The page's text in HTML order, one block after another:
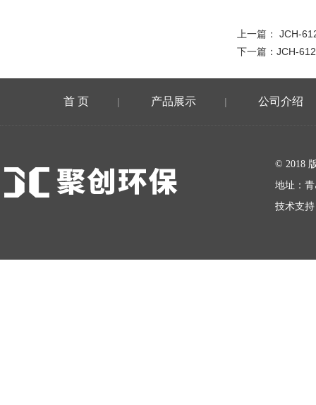
上一篇： JCH-
下一篇： JCH-
首 页 | 产品展示 | 公司介绍
© 2018
地址：
技术支